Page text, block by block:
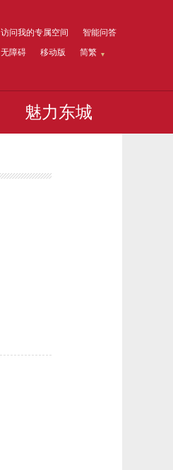
访问我的专属空间
智能问答
无障碍
移动版 简繁
魅力东城